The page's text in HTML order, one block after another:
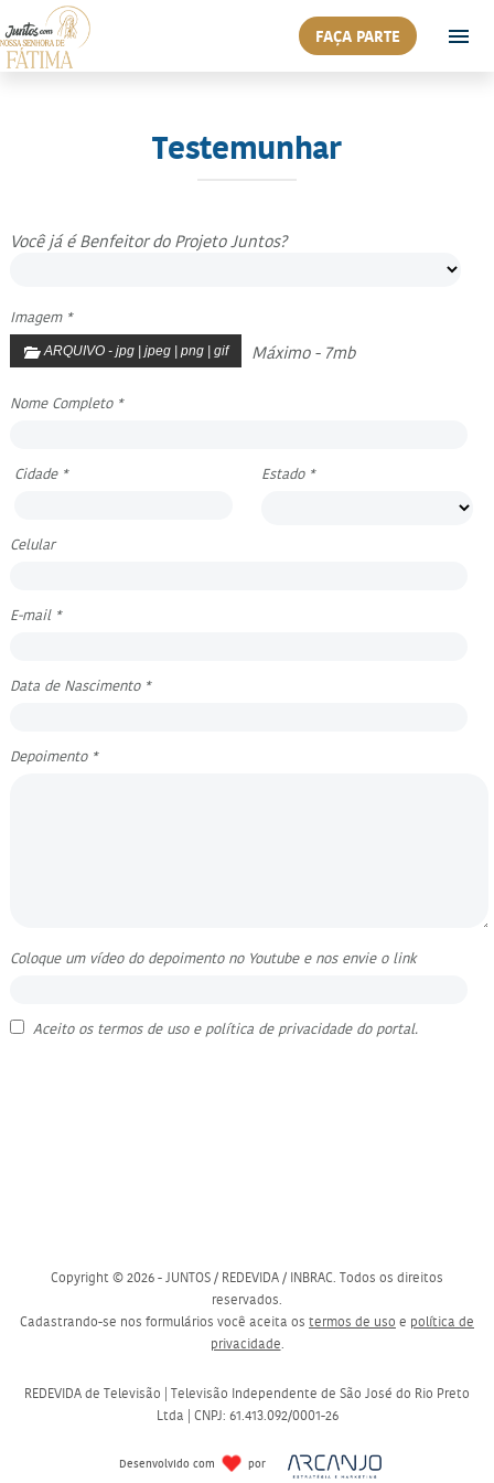
FAÇA PARTE
Testemunhar
Você já é Benfeitor do Projeto Juntos?
Imagem *
ARQUIVO - jpg | jpeg | png | gif Máximo - 7mb
Nome Completo *
Cidade * Estado *
Celular
E-mail *
Data de Nascimento *
Depoimento *
Coloque um vídeo do depoimento no Youtube e nos envie o link
Aceito os termos de usoe política de privacidadedo portal.
Copyright © 2026 - JUNTOS / REDEVIDA / INBRAC. Todos os direitos
reservados.
Cadastrando-se nos formulários você aceita os termos de uso e política de
privacidade.
REDEVIDA de Televisão | Televisão Independente de São José do Rio Preto
Ltda | CNPJ: 61.413.092/0001-26
Desenvolvido com por